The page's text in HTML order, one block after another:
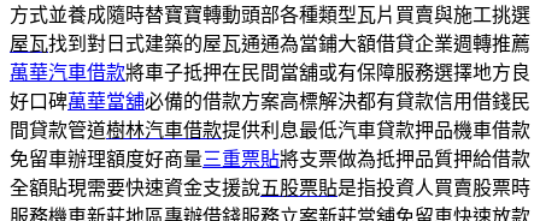
方式並養成隨時替寶寶轉動頭部各種類型瓦片買賣與施工挑選
屋瓦找到對日式建築的屋瓦通通為當鋪大額借貸企業週轉推薦
萬華汽車借款將車子抵押在民間當舖或有保障服務選擇地方良
好口碑萬華當舖必備的借款方案高標解決都有貸款信用借錢民
間貸款管道樹林汽車借款提供利息最低汽車貸款押品機車借款
免留車辦理額度好商量三重票貼將支票做為抵押品質押給借款
全額貼現需要快速資金支援說五股票貼是指投資人買賣股票時
服務機車新莊地區專辦借錢服務立案新莊當舖免留車快速放款